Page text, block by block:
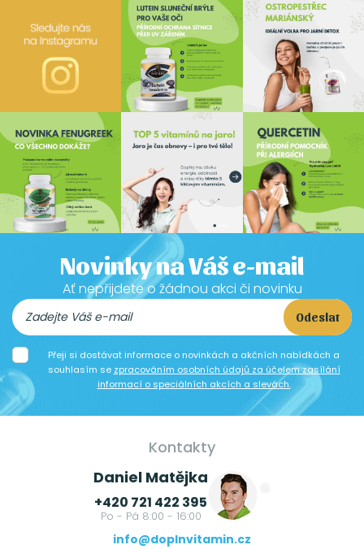
Novinky na Váš e-mail
Ať nepřijdete o žádnou akci či novinku
Odeslat
Přeji si dostávat informace o novinkách a akčních nabídkách a
souhlasím se zpracováním osobních údajů za účelem zasílání
informací o speciálních akcích a slevách.
Kontakty
Daniel Matějka
+420 721 422 395
Po - Pá 8:00 - 16:00
info@doplnvitamin.cz